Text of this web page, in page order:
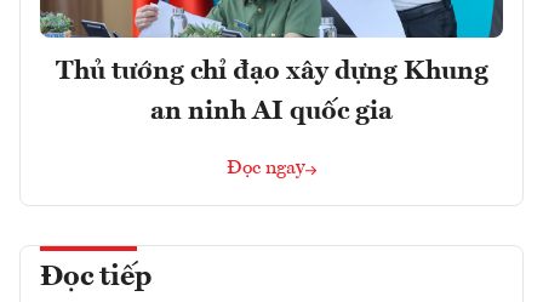
Thủ tướng chỉ đạo xây dựng Khung
an ninh AI quốc gia
Đọc ngay
Đọc tiếp